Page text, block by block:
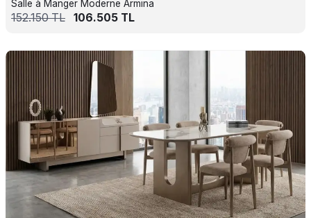
Salle à Manger Moderne Armina
152.150TL 106.505 TL